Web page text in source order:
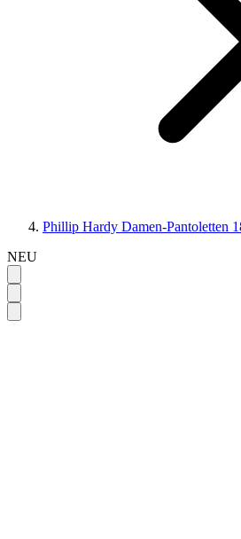
Phillip Hardy Damen-Pantoletten
NEU